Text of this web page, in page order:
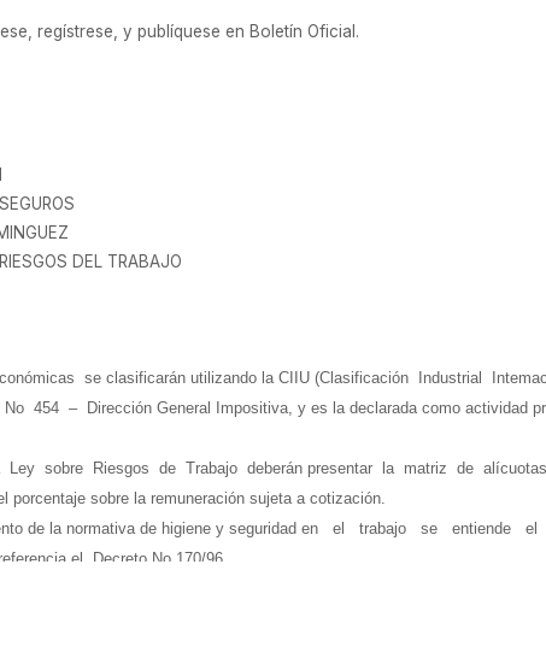
regístrese, y publíquese en Boletín Oficial.
DEL TRABAJO
se clasificarán utilizando la CIIU (Clasificación Industrial
454 – Dirección General Impositiva, y es la declarada como actividad
Ley sobre Riesgos de Trabajo deberán presentar la matriz de
porcentaje sobre la remuneración sujeta a cotización.
de la normativa de higiene y seguridad en el trabajo se entiende el
el Decreto No 170/96.